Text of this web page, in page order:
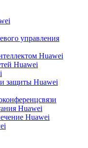
управления
Huawei
Huawei
защиты Huawei
Huawei
Huawei